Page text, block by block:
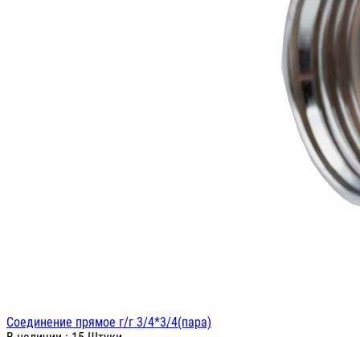
Соединение прямое г/г 3/4*3/4(пара)